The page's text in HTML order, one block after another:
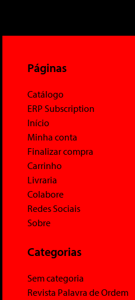
Páginas
Catálogo
ERP Subscription
Início
Minha conta
Finalizar compra
Carrinho
Livraria
Colabore
Redes Sociais
Sobre
Categorias
Sem categoria
Revista Palavra de Ordem